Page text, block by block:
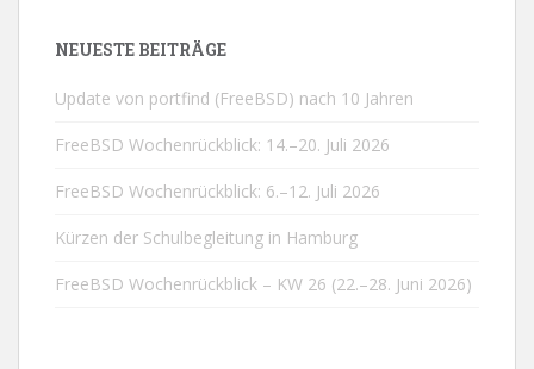
NEUESTE BEITRÄGE
Update von portfind (FreeBSD) nach 10 Jahren
FreeBSD Wochenrückblick: 14.–20. Juli 2026
FreeBSD Wochenrückblick: 6.–12. Juli 2026
Kürzen der Schulbegleitung in Hamburg
FreeBSD Wochenrückblick – KW 26 (22.–28. Juni 2026)